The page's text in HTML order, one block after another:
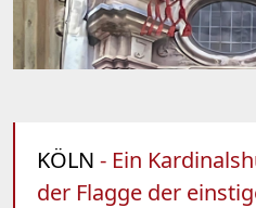
KÖLN - Ein
der Flagge der